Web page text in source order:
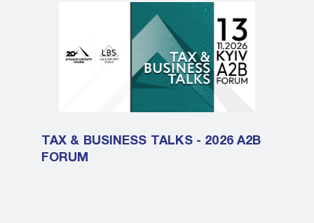
TAX & BUSINESS TALKS - 2026 A2B
FORUM